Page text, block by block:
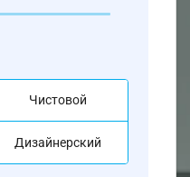
Чистовой
Дизайнерский